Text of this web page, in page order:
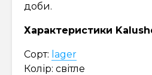
доби.
Характеристики
Сорт: lager
Колір: світле